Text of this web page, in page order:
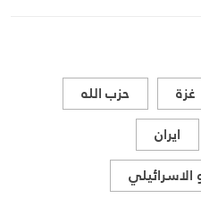
غزة
حزب الله
ايران
الاسرائيلي